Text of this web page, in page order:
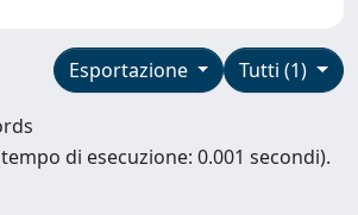
Tutti (1)
Esportazione
di esecuzione: 0.001 secondi).